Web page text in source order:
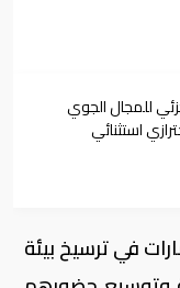
للمجال الجوي
استثنائي
في ترسيخ بيئة